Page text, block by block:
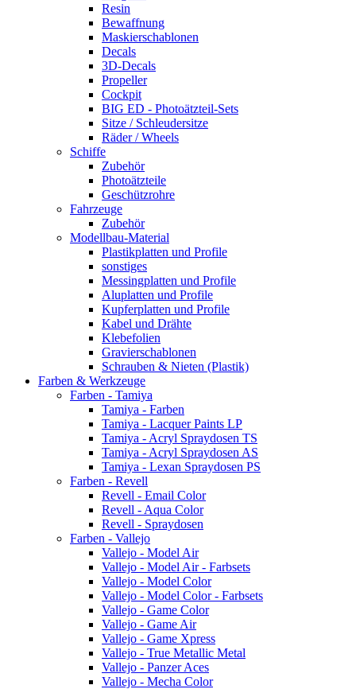
Resin
Bewaffnung
Maskierschablonen
Decals
3D-Decals
Propeller
Cockpit
BIG ED - Photoätzteil-Sets
Sitze / Schleudersitze
Räder / Wheels
Schiffe
Zubehör
Photoätzteile
Geschützrohre
Fahrzeuge
Zubehör
Modellbau-Material
Plastikplatten und Profile
sonstiges
Messingplatten und Profile
Aluplatten und Profile
Kupferplatten und Profile
Kabel und Drähte
Klebefolien
Gravierschablonen
Schrauben & Nieten (Plastik)
Farben & Werkzeuge
Farben - Tamiya
Tamiya - Farben
Tamiya - Lacquer Paints LP
Tamiya - Acryl Spraydosen TS
Tamiya - Acryl Spraydosen AS
Tamiya - Lexan Spraydosen PS
Farben - Revell
Revell - Email Color
Revell - Aqua Color
Revell - Spraydosen
Farben - Vallejo
Vallejo - Model Air
Vallejo - Model Air - Farbsets
Vallejo - Model Color
Vallejo - Model Color - Farbsets
Vallejo - Game Color
Vallejo - Game Air
Vallejo - Game Xpress
Vallejo - True Metallic Metal
Vallejo - Panzer Aces
Vallejo - Mecha Color